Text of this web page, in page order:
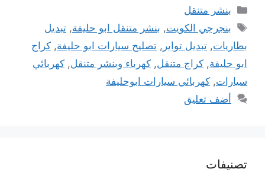
التصنيفات
بنشر متنقل
الوسوم
بنجرجي الكويت, بنشر متنقل ابو حليفة,تبديل
بطاريات, تبديل تواير , تصليح سيارات ابو حليفة, كراج
ابو حليفة, كراج متنقل, كهرباء وبنشر متنقل, كهربائي
سيارات, كهربائي سيارات ابوحليفة
أضف تعليق
تصنيفات